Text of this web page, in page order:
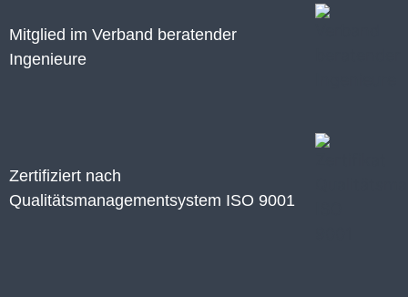
Mitglied im Verband beratender
Ingenieure
Zertifiziert nach
Qualitätsmanagementsystem ISO 9001